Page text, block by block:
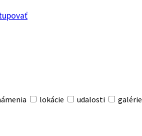
lokácie udalosti galérie